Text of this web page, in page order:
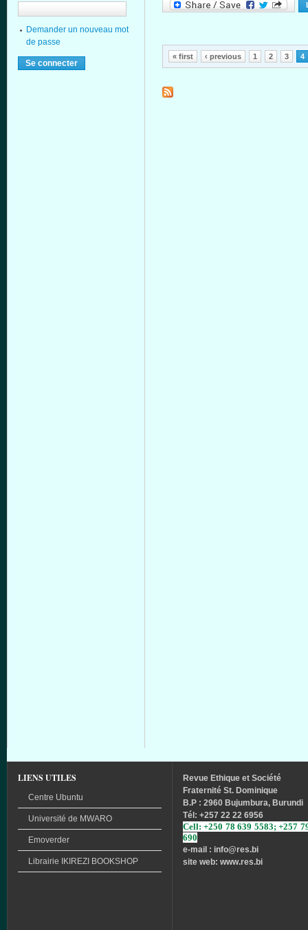
Pages
« first ‹ previous 1 2 3 4
Demander un nouveau mot
de passe
LIENS UTILES
Centre Ubuntu
Université de MWARO
Emoverder
Librairie IKIREZI BOOKSHOP
Revue Ethique et Société
Fraternité St. Dominique
B.P : 2960 Bujumbura, Burundi
Tél : +257 22 22 6956
Cell: +250 78 639 5583; +257
690
e-mail : info@res.bi
site web: www.res.bi